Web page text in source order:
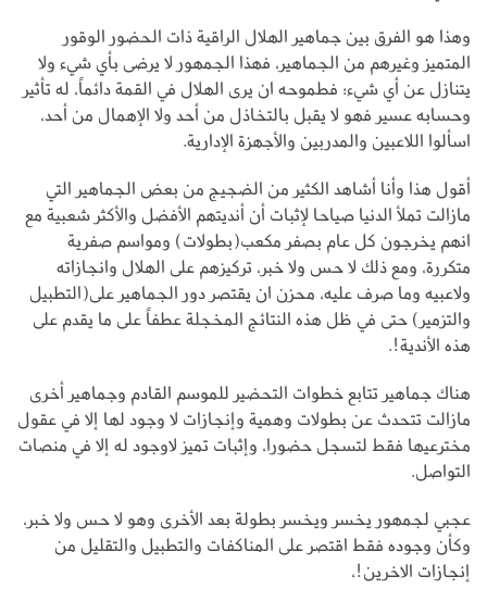
وهذا هو الفرق بين جماهير الهلال الراقية ذات الحضور الوقور
المتميز وغيرهم من الجماهير، فهذا الجمهور لا يرضى بأي شيء ولا
يتنازل عن أي شيء؛ فطموحه ان يرى الهلال في القمة دائماً، له تأثير
وحسابه عسير فهو لا يقبل بالتخاذل من أحد ولا الإهمال من أحد،
اسألوا اللاعبين والمدربين والأجهزة الإدارية.
أقول هذا وأنا أشاهد الكثير من الضجيج من بعض الجماهير التي
مازالت تملأ الدنيا صياحا لإثبات أن أنديتهم الأفضل والأكثر شعبية مع
انهم يخرجون كل عام بصفر مكعب(بطولات) ومواسم صفرية
متكررة، ومع ذلك لا حس ولا خبر، تركيزهم على الهلال وانجازاته
ولاعبيه وما صرف عليه، محزن ان يقتصر دور الجماهير على(التطبيل
والتزمير) حتى في ظل هذه النتائج المخجلة عطفاً على ما يقدم على
هذه الأندية!.
هناك جماهير تتابع خطوات التحضير للموسم القادم وجماهير أخرى
مازالت تتحدث عن بطولات وهمية وإنجازات لا وجود لها إلا في عقول
مخترعيها فقط لتسجل حضورا، وإثبات تميز لاوجود له إلا في منصات
التواصل.
عجبي لجمهور يخسر ويخسر بطولة بعد الأخرى وهو لا حس ولا خبر،
وكأن وجوده فقط اقتصر على المناكفات والتطبيل والتقليل من
إنجازات الاخرين!،